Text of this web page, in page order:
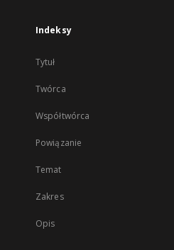
Indeksy
Tytuł
Twórca
Współtwórca
Powiązanie
Temat
Zakres
Opis